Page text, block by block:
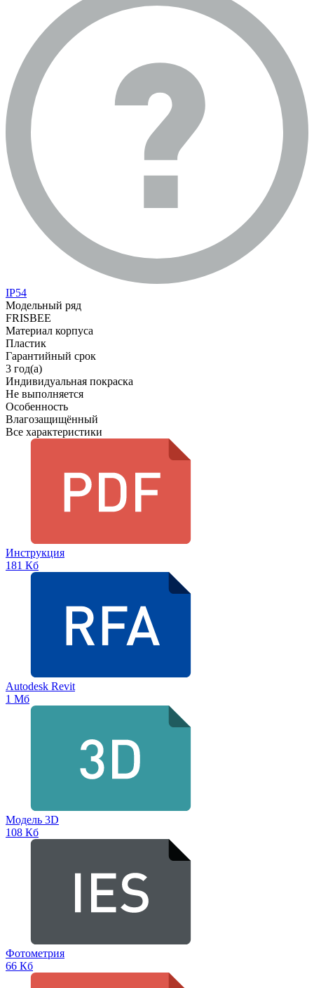
IP54
Модельный ряд
FRISBEE
Материал корпуса
Пластик
Гарантийный срок
3 год(а)
Индивидуальная покраска
Не выполняется
Особенность
Влагозащищённый
Все характеристики
Инструкция
181 Кб
Autodesk Revit
1 Мб
Модель 3D
108 Кб
Фотометрия
66 Кб